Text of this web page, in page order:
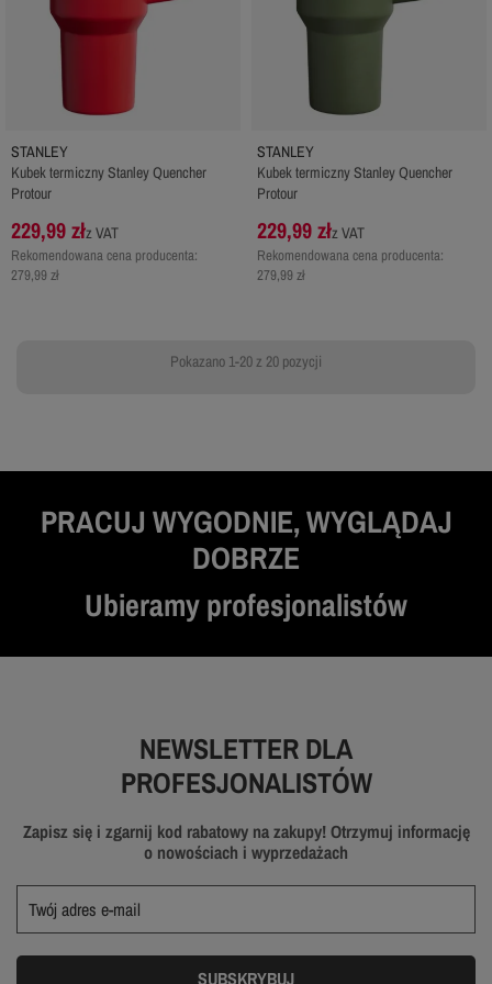
STANLEY
Kubek termiczny Stanley Quencher
Protour
229,99 złz VAT
Rekomendowana cena producenta:
279,99 zł
STANLEY
Kubek termiczny Stanley Quencher
Protour
229,99 złz VAT
Rekomendowana cena producenta:
279,99 zł
Pokazano 1-20 z 20 pozycji
PRACUJ WYGODNIE, WYGLĄDAJ
DOBRZE
Ubieramy profesjonalistów
NEWSLETTER DLA
PROFESJONALISTÓW
Zapisz się i zgarnij kod rabatowy na zakupy! Otrzymuj informację
o nowościach i wyprzedażach